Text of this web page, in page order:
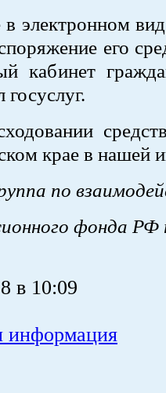
в электронном
его
кабинет
крае в нашей
по
фонда РФ
в 10:09
информация